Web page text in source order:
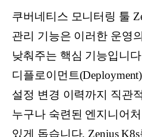
쿠버네티스 모니터링 툴
관리 기능은 이러한 운영
낮춰주는 핵심 기능입니
디플로이먼트
설정 변경 이력까지 직관
누구나 숙련된 엔지니어
있게 돕습니다. Zenius